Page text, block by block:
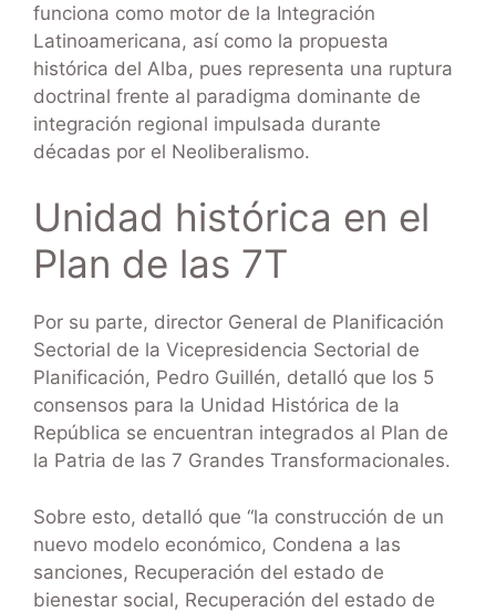
funciona como motor de la Integración
Latinoamericana, así como la propuesta
histórica del Alba, pues representa una ruptura
doctrinal frente al paradigma dominante de
integración regional impulsada durante
décadas por el Neoliberalismo.
Unidad histórica en el
Plan de las 7T
Por su parte, director General de Planificación
Sectorial de la Vicepresidencia Sectorial de
Planificación, Pedro Guillén, detalló que los 5
consensos para la Unidad Histórica de la
República se encuentran integrados al Plan de
la Patria de las 7 Grandes Transformacionales.
Sobre esto, detalló que “la construcción de un
nuevo modelo económico, Condena a las
sanciones, Recuperación del estado de
bienestar social, Recuperación del estado de